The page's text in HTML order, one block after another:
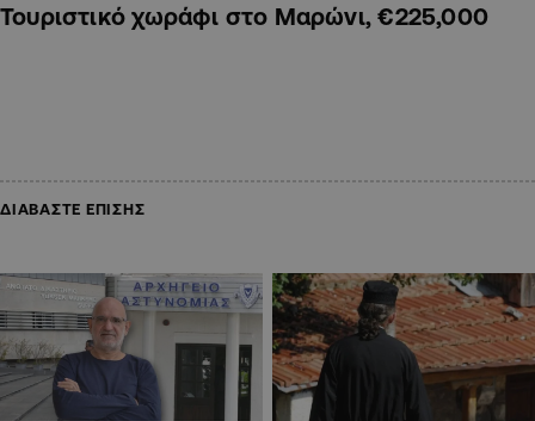
Τουριστικό χωράφι στο Μαρώνι, €225,000
ΔΙΑΒΑΣΤΕ ΕΠΙΣΗΣ